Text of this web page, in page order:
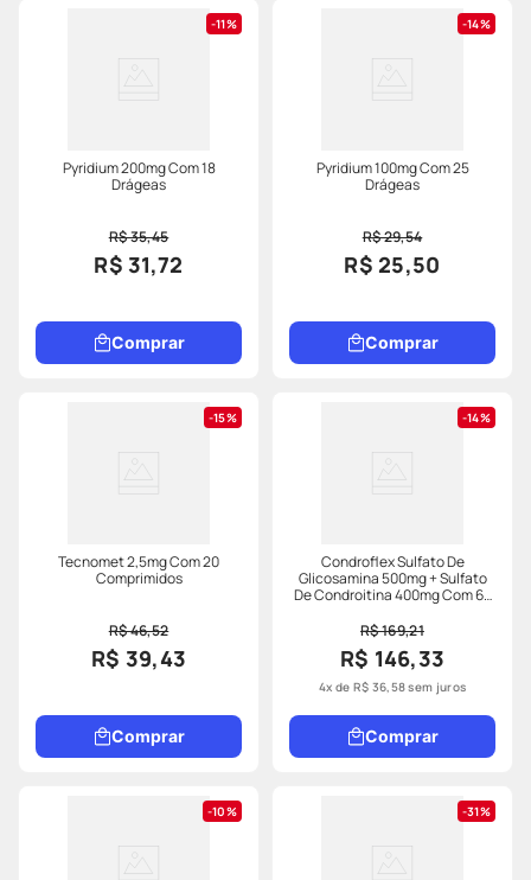
sabonete liquido
protetor solar
11%
Pyridium 200mg Com 18
Drágeas
R$ 35,45
R$ 31,72
Comprar
14%
Pyridium 100mg Com 25
Drágeas
R$ 29,54
R$ 25,50
Comprar
15%
Tecnomet 2,5mg Com 20
Comprimidos
R$ 46,52
R$ 39,43
Comprar
14%
Condroflex Sulfato De
Glicosamina 500mg + Sulfato
De Condroitina 400mg Com 60
R$ 169,21
R$ 146,33
4x de R$ 36,58sem juros
Comprar
10% 31%